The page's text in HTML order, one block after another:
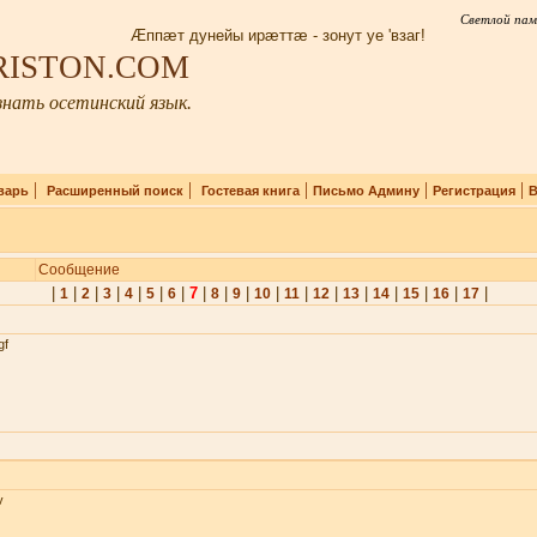
Светлой
Æппæт дунейы ирæттæ - зонут уе 'взаг!
осетинский язык.
| Расширенный поиск| Гостевая книга| Письмо Админу| Регистрация|
Сообщение
1| 2| 3| 4| 5| 6| 7| 8| 9| 10| 11| 12| 13| 14| 15| 16| 17|